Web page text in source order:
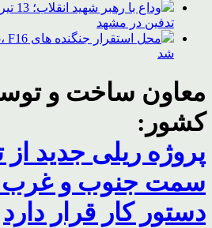
وداع
تدفین در مشهد
شد
معاون ساخت و
کشور:
پروژه ریلی جدید از
سمت جنوب و غرب
دستور کار قرار دارد